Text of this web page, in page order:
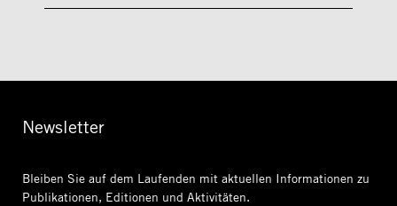
Newsletter
Bleiben Sie auf dem Laufenden mit aktuellen Informationen zu
Publikationen, Editionen und Aktivitäten.